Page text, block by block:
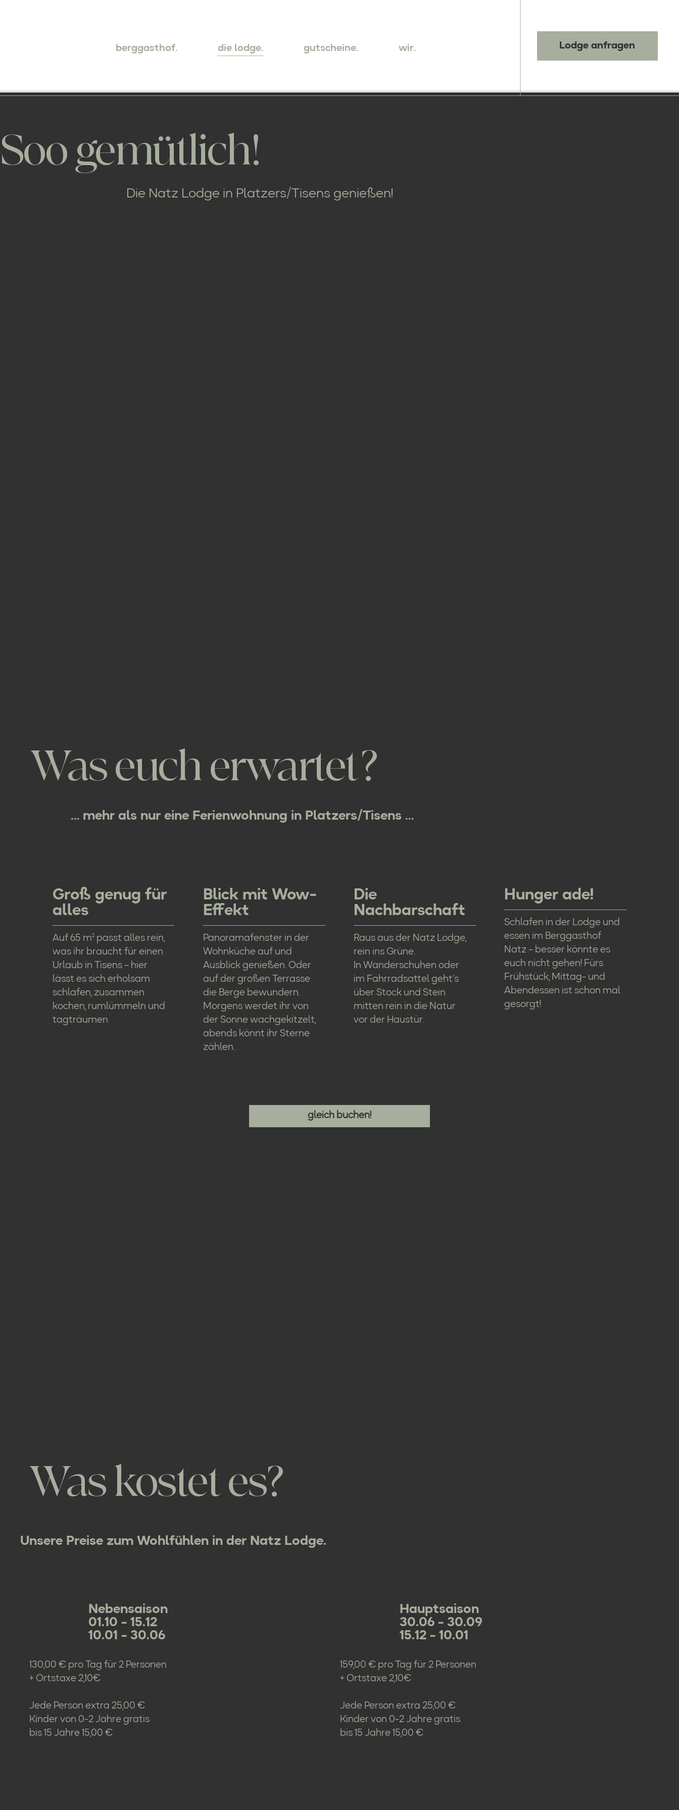
berggasthof. die lodge. gutscheine. wir. Lodge anfragen
Soo gemütlich!
Die Natz Lodge in Platzers/Tisens genießen!
Was euch erwartet?
… mehr als nur eine Ferienwohnung in Platzers/Tisens …
Groß genug für
alles
Auf 65 m² passt alles rein,
was ihr braucht für einen
Urlaub in Tisens – hier
lässt es sich erholsam
schlafen, zusammen
kochen, rumlümmeln und
tagträumen
Blick mit Wow-
Effekt
Panoramafenster in der
Wohnküche auf und
Ausblick genießen. Oder
auf der großen Terrasse
die Berge bewundern.
Morgens werdet ihr von
der Sonne wachgekitzelt,
abends könnt ihr Sterne
zählen.
Die
Nachbarschaft
Raus aus der Natz Lodge,
rein ins Grüne.
In Wanderschuhen oder
im Fahrradsattel geht’s
über Stock und Stein
mitten rein in die Natur
vor der Haustür.
Hunger ade!
Schlafen in der Lodge und
essen im Berggasthof
Natz – besser könnte es
euch nicht gehen! Fürs
Frühstück, Mittag- und
Abendessen ist schon mal
gesorgt!
gleich buchen!
Was kostet es?
Unsere Preise zum Wohlfühlen in der Natz Lodge.
Nebensaison
01.10 - 15.12
10.01 - 30.06
130,00 € pro Tag für 2 Personen
+ Ortstaxe 2,10€
Jede Person extra 25,00 €
Kinder von 0-2 Jahre gratis
bis 15 Jahre 15,00 €
Hauptsaison
30.06 - 30.09
15.12 - 10.01
159,00 € pro Tag für 2 Personen
+ Ortstaxe 2,10€
Jede Person extra 25,00 €
Kinder von 0-2 Jahre gratis
bis 15 Jahre 15,00 €